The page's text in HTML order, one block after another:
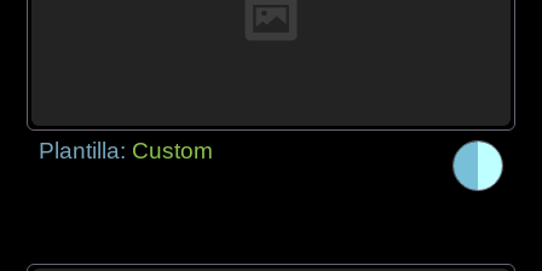
Plantilla: Custom